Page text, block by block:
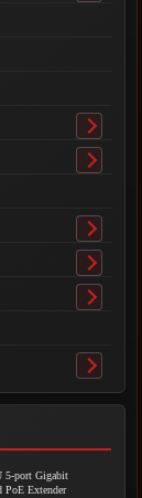
Toggle
submenu
Toggle
Toggle
submenu
Toggle
submenu
Toggle
Toggle
submenu
5-port Gigabit
PoE Extender